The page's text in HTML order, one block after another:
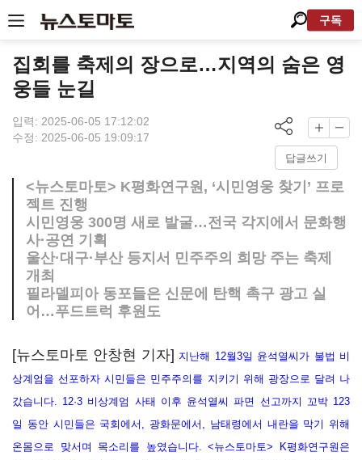
구독
집회를 축제의 장으로…지역의 숨은 영
웅들 눈길
입력: 2025-06-05 17:12:02
수정: 2025-06-05 19:09:17
답글쓰기
<뉴스토마토> K평화연구원, ‘시민영웅 찾기’ 프로
젝트 진행
시민영웅 300명 새로 발굴…전국 각지에서 문화행
사·공연 기획
울산·대구·부산 등지서 민주주의 희망 주는 축제
개최
필라델피아 동포들은 신문에 탄핵 촉구 광고 실
어…푸드트럭 후원도
[뉴스토마토 안창현 기자] 지난해 12월3일 윤석열씨가 불법 비
상계엄을 선포하자 시민들은 민주주의를 지키기 위해 광장으로 달려 나
갔습니다. 12·3 비상계엄 사태 이후 윤석열씨 파면 선고까지 꼬박 123
일 동안 시민들은 국회에서, 광화문에서, 남태령에서 내란을 막기 위해
온몸으로 맞서며 목소리를 높였습니다. <뉴스토마토> K평화연구원은